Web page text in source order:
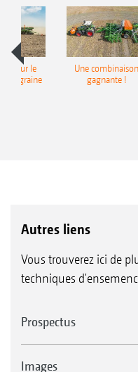
pour le
Une combinaison
gagnante !
Autres liens
Vous trouverez ici de
techniques
Prospectus
Images